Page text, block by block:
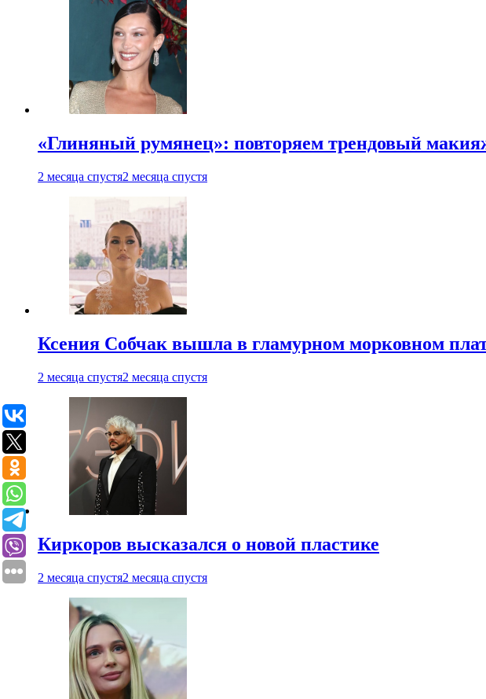
«Глиняный румянец»: повторяем трендовый
2 месяца спустя2 месяца спустя
Ксения Собчак вышла в гламурном морковном
2 месяца спустя2 месяца спустя
Киркоров высказался о новой пластике
2 месяца спустя2 месяца спустя